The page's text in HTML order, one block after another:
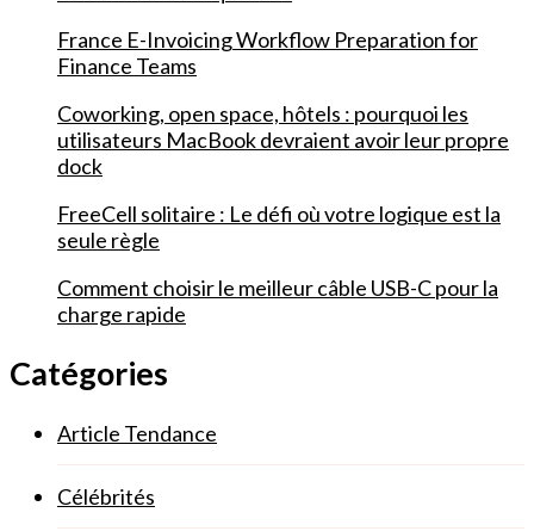
France E-Invoicing Workflow Preparation for
Finance Teams
Coworking, open space, hôtels : pourquoi les
utilisateurs MacBook devraient avoir leur propre
dock
FreeCell solitaire : Le défi où votre logique est la
seule règle
Comment choisir le meilleur câble USB-C pour la
charge rapide
Catégories
Article Tendance
Célébrités